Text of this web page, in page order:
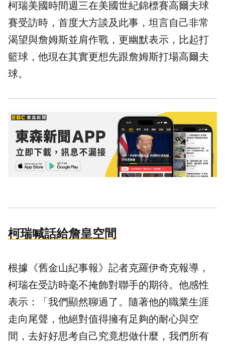
柯瑞美國時間週三在美國世紀錦標賽高爾夫球
賽受訪時，首度大方談及此事，坦言自己非常
渴望與詹姆斯並肩作戰，更幽默表示，比起打
籃球 ，他現在其實更想先跟詹姆斯打場高爾夫
球。
柯瑞喊話給詹皇空間
根據《舊金山紀事報》記者克羅伊奇克報導，
柯瑞在受訪時毫不掩飾對聯手的期待。他感性
表示：「我們顯然聊過了。隨著他的職業生涯
走向尾聲，他絕對值得擁有足夠的耐心與空
間，去好好思考自己究竟想做什麼，我們所有